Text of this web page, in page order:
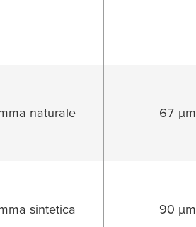
naturale 67 µm
sintetica 90 µm